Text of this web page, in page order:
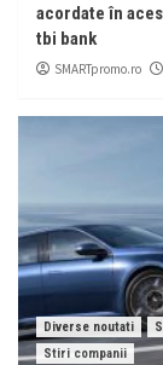
acordate în
tbi bank
SMARTpromo.ro
Diverse noutati
Stiri companii